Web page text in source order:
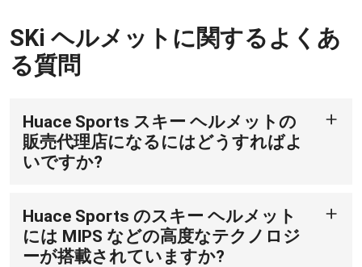
SKi ヘルメットに関するよくあ
る質問
Huace Sports スキー ヘルメットの
販売代理店になるにはどうすればよ
いですか?
合わせください。Huace Sports スキー ヘルメットの
販売代理店になるためのプロセスをご案内します。
Huace Sports のスキー ヘルメット
には MIPS などの高度なテクノロジ
ーが搭載されていますか?